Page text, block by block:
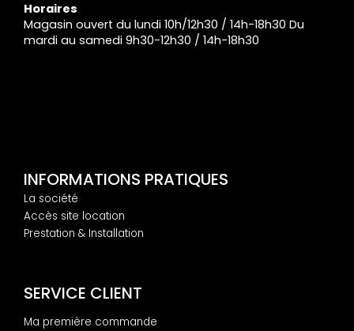
Horaires
Magasin ouvert du lundi 10h/12h30 / 14h-18h30 Du
mardi au samedi 9h30-12h30 / 14h-18h30
INFORMATIONS PRATIQUES
La société
Accès site location
Prestation & Installation
SERVICE CLIENT
Ma première commande